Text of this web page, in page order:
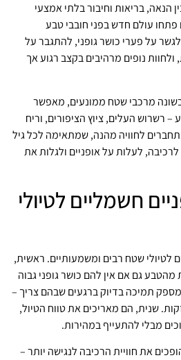
בריאות וחיבור בלתי אמצעי
עולם חדש בפני חובבי טבע
על פערי כושר גופני, להתגבר על
ולחוות נופים מרהיבים בקצב רגוע אך
מרכבי שטח ממונעים, מאפשר
רשרוש העלים, ציוץ הציפורים, וריח
לחוויה מהנה, שמתאימה לכל גיל
לעלות על אופניים ולגלות את
חשמליים לטיולי
לטיולי שטח רבים ומשמעותיים. ראשית,
גם אם אין להם כושר גופני גבוה
תמיכה בדיוק ברגעים שבהם צריך –
שנית, הם מאריכים את טווח הטיול,
מבלי להתעייף במהירות.
את חוויית הרכיבה לנגישה יותר –